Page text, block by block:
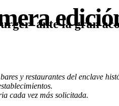
ante la gran
y restaurantes del enclave
cada vez más solicitada.